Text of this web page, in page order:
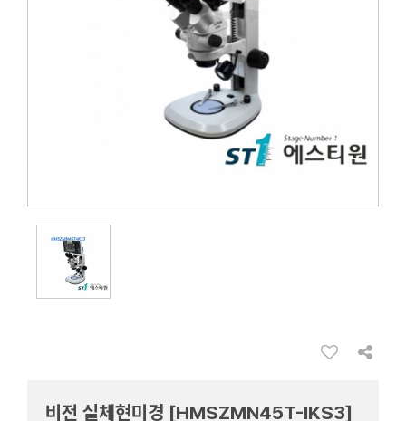
비전 실체현미경 [HMSZMN45T-IKS3]